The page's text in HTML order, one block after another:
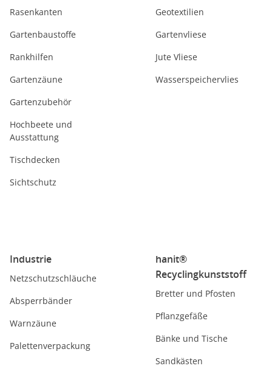
Rasenkanten
Gartenbaustoffe
Rankhilfen
Gartenzäune
Gartenzubehör
Hochbeete und
Ausstattung
Tischdecken
Sichtschutz
Geotextilien
Gartenvliese
Jute Vliese
Wasserspeichervlies
Industrie
Netzschutzschläuche
Absperrbänder
Warnzäune
Palettenverpackung
hanit®
Recyclingkunststoff
Bretter und Pfosten
Pflanzgefäße
Bänke und Tische
Sandkästen